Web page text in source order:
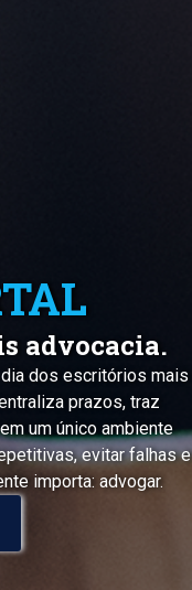
advocacia.
dos escritórios mais
prazos, traz
um único ambiente
evitar falhas e
importa: advogar.